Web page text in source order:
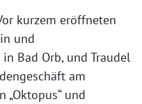
kurzem eröffneten
und
Bad Orb, und Traudel
am
„Oktopus“ und